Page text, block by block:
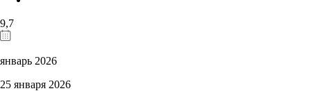
9,7
январь 2026
25 января 2026